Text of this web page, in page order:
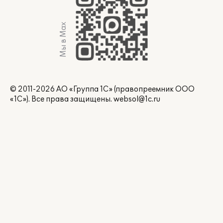
Мы в Max
© 2011-2026 АО «Группа 1С» (правопреемник ООО
«1С»). Все права защищены. websol@1c.ru